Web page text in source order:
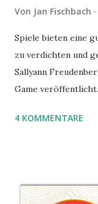
Von Jan Fischbach
Spiele bieten eine
zu verdichten und
Sallyann
Game
benutzen wir
4 KOMMENTARE